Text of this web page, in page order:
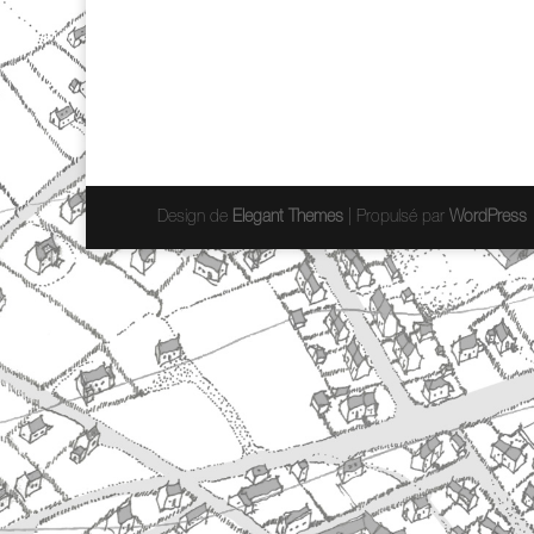
Design de Elegant Themes | Propulsé par WordPress